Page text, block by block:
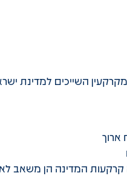
השייכים למדינת
קרקעות המדינה הן משאב